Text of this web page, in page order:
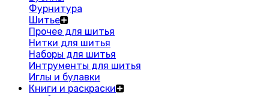
Фурнитура
Шитье
Прочее для шитья
Нитки для шитья
Наборы для шитья
Интрументы для шитья
Иглы и булавки
Книги и раскраски